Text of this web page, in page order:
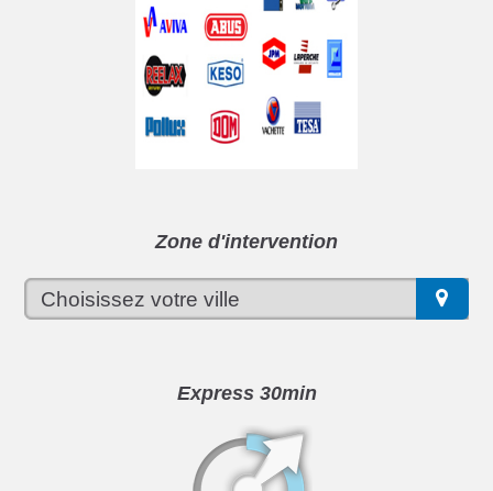
Zone d'intervention
Express 30min